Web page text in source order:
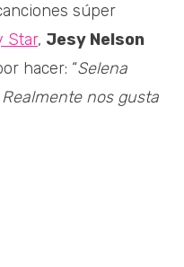
súper
Star, Jesy Nelson
hacer: “Selena
nos gusta